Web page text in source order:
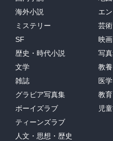
海外小説
ミステリー
SF
歴史・時代小説
文学
雑誌
グラビア写真集
ボーイズラブ
ティーンズラブ
人文・思想・歴史
エ
芸
映
写
教養
医
教
児